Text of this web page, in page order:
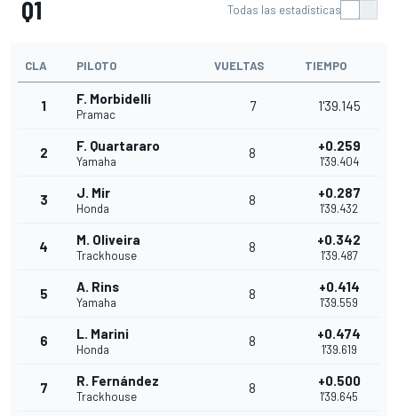
Q1 Todas las estadísticas
CLA PILOTO VUELTAS TIEMPO
1 F. Morbidelli
Pramac
7 1'39.145
2 F. Quartararo
Yamaha
8 +0.259
1'39.404
3 J. Mir
Honda
8 +0.287
1'39.432
4 M. Oliveira
Trackhouse
8 +0.342
1'39.487
5 A. Rins
Yamaha
8 +0.414
1'39.559
6 L. Marini
Honda
8 +0.474
1'39.619
7 R. Fernández
Trackhouse
8 +0.500
1'39.645